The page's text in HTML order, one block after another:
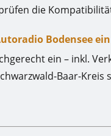
die
Bodensee
ein – inkl.
Baar-Kreis